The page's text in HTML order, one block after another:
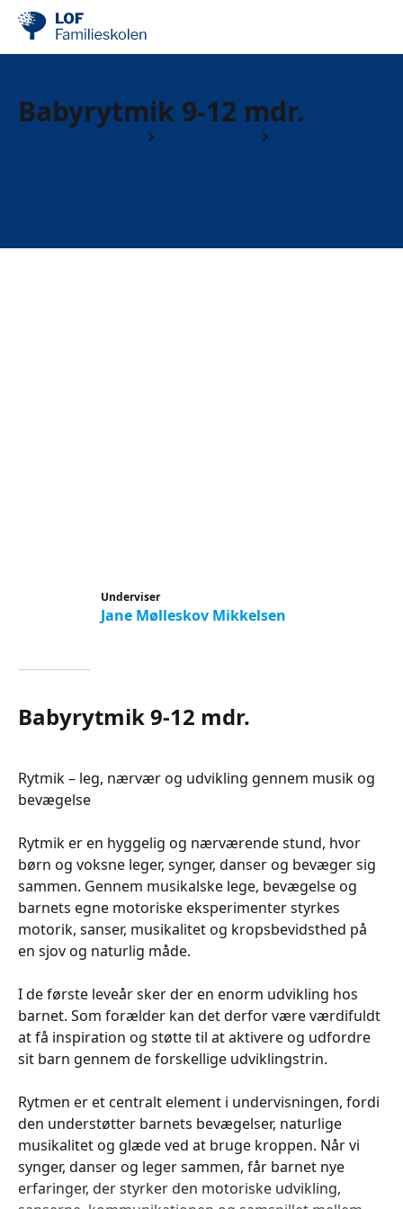
Babyrytmik 9-12 mdr.
Underviser
Jane Mølleskov Mikkelsen
Babyrytmik 9-12 mdr.
Rytmik – leg, nærvær og udvikling gennem musik og
bevægelse
Rytmik er en hyggelig og nærværende stund, hvor
børn og voksne leger, synger, danser og bevæger sig
sammen. Gennem musikalske lege, bevægelse og
barnets egne motoriske eksperimenter styrkes
motorik, sanser, musikalitet og kropsbevidsthed på
en sjov og naturlig måde.
I de første leveår sker der en enorm udvikling hos
barnet. Som forælder kan det derfor være værdifuldt
at få inspiration og støtte til at aktivere og udfordre
sit barn gennem de forskellige udviklingstrin.
Rytmen er et centralt element i undervisningen, fordi
den understøtter barnets bevægelser, naturlige
musikalitet og glæde ved at bruge kroppen. Når vi
synger, danser og leger sammen, får barnet nye
erfaringer, der styrker den motoriske udvikling,